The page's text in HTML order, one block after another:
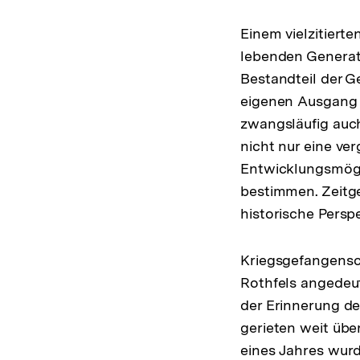
Einem
lebenden
Bestandteil der
eigenen
zwangsläufig
nicht nur eine
bestimmen.
historische
Rothfels
der Erinnerung
gerieten weit
eines Jahres